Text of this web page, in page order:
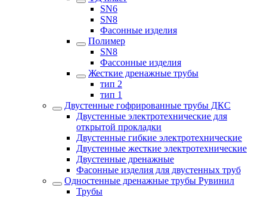
SN6
SN8
Фасонные изделия
Полимер
SN8
Фассонные изделия
Жесткие дренажные трубы
тип 2
тип 1
Двустенные гофрированные трубы ДКС
Двустенные электротехнические для
открытой прокладки
Двустенные гибкие электротехнические
Двустенные жесткие электротехнические
Двустенные дренажные
Фасонные изделия для двустенных труб
Одностенные дренажные трубы Рувинил
Трубы